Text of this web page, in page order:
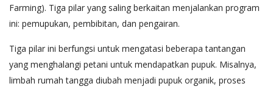
Farming). Tiga pilar yang saling berkaitan menjalankan program
ini: pemupukan, pembibitan, dan pengairan.
Tiga pilar ini berfungsi untuk mengatasi beberapa tantangan
yang menghalangi petani untuk mendapatkan pupuk. Misalnya,
limbah rumah tangga diubah menjadi pupuk organik, proses